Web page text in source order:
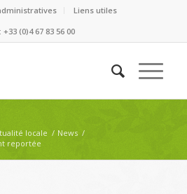
Liens utiles
+33 (0)4 67 83 56 00
locale / News /
reportée